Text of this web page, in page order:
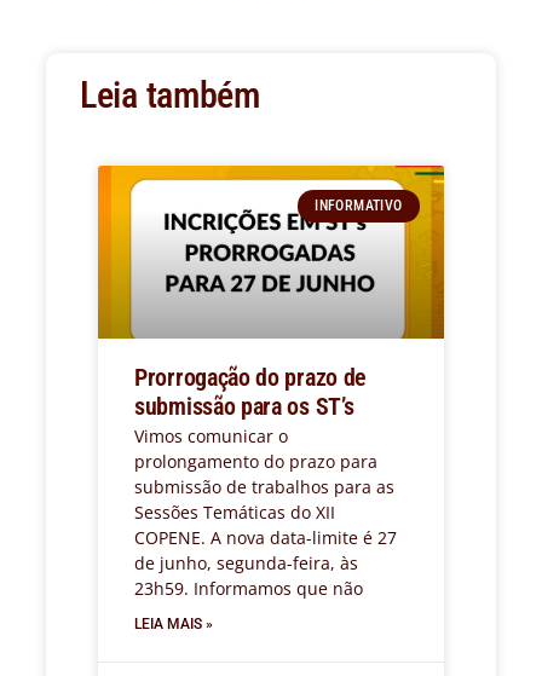
Leia também
INFORMATIVO
Prorrogação do prazo de
submissão para os ST’s
Vimos comunicar o
prolongamento do prazo para
submissão de trabalhos para as
Sessões Temáticas do XII
COPENE. A nova data-limite é 27
de junho, segunda-feira, às
23h59. Informamos que não
LEIA MAIS »